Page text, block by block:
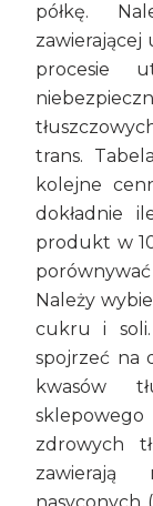
półkę.
zawierającej
procesie
trans.
kolejne
dokładnie
produkt w
Należy
cukru i
spojrzeć na
kwasów
zdrowych
zawierają